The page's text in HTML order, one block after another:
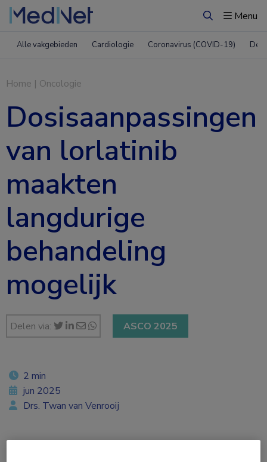
ZoekenMenu
Alle vakgebieden Cardiologie Coronavirus (COVID-19)
Home | Oncologie
Dosisaanpassingen
van lorlatinib
maakten
langdurige
behandeling
mogelijk
Delen via: ASCO 2025
2 min
jun 2025
Drs. Twan van Venrooij